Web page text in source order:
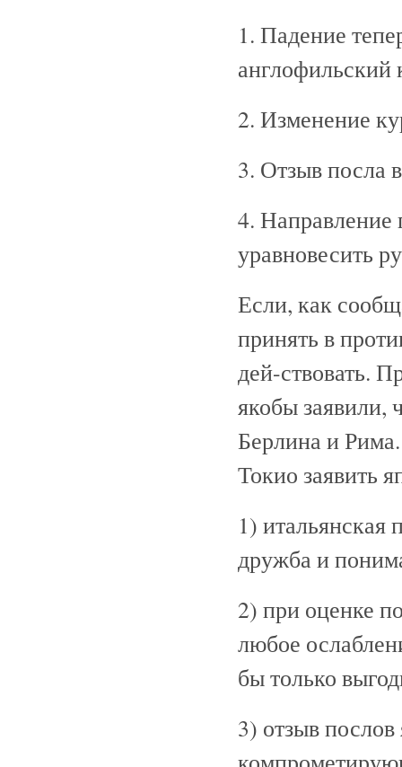
1. Падение
англофильский
2. Изменение
3. Отзыв посла
4.
уравновесить
Если, как
принять в
дей-ствовать.
якобы заявили,
Берлина и
Токио заявить
1) итальянская
дружба и
2) при оценке
любое
бы только
3) отзыв